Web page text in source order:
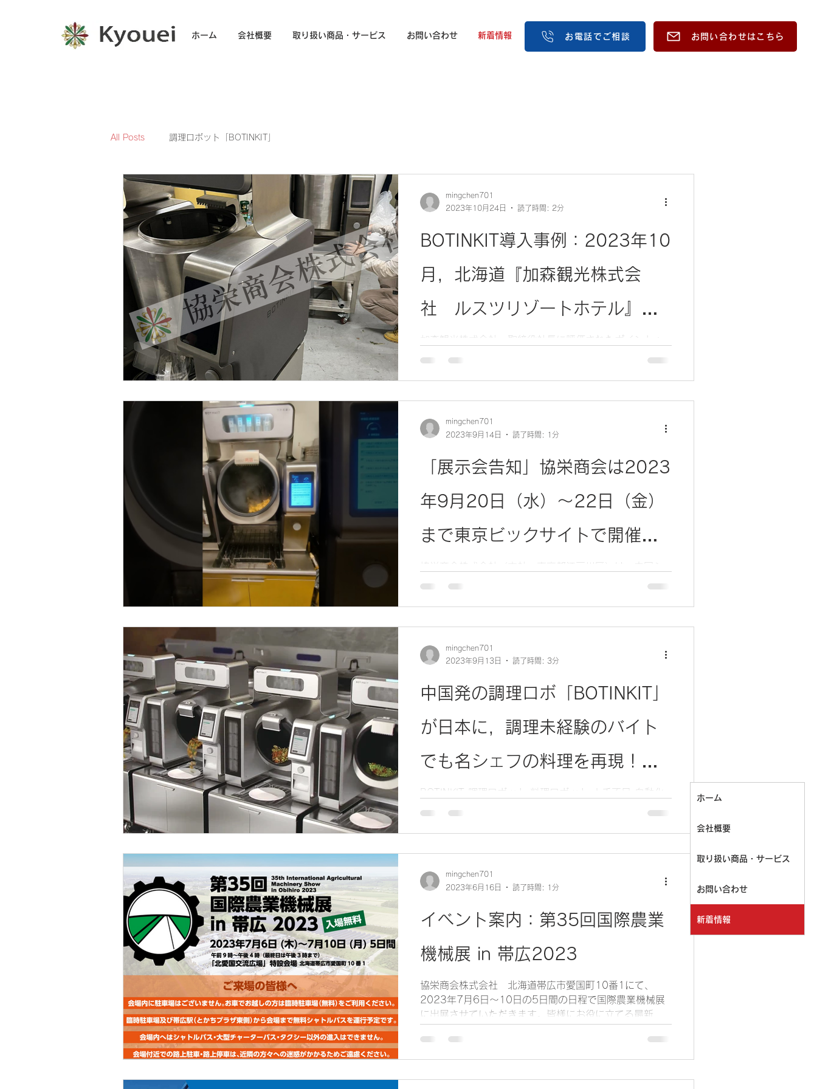
ホーム 会社概要 取り扱い商品・サービス お問い合わせ 新着情報 お電話でご相談 お問い合わせはこちら
ホーム
会社概要
取り扱い商品・サービス
お問い合わせ
新着情報
All Posts 調理ロボット「BOTINKIT」
BOTINKIT導入事例：2023年10
月，北海道『加森観光株式会
社 ルスツリゾートホテル』に
てBOTINKITを導入して頂きまし
た。
加森観光株式会社 取締役社長に評価されたポイント：
する理解の深さ； ポインド２：アフタサービスの充実さ
mingchen701
2023年10月24日
読了時間: 2分
「展示会告知」協栄商会は2023
年9月20日（水）〜22日（金）
まで東京ビックサイトで開催さ
れる「フードシステムソリュー
ション」に出展いたします。
ロボット自動化robot
協栄商会株式会社（本社：東京都江戸川区）は，中国シ
テック企業「不停科技（BOTINKIT）」の製品を展示いた
します。 【出展製品】...
mingchen701
2023年9月14日
読了時間: 1分
中国発の調理ロボ「BOTINKIT」
が日本に，調理未経験のバイト
でも名シェフの料理を再現！
【BOTINKIT】ロボットが料理作
る時代へ（料理ロボット 人手
BOTINKIT 調理ロボット 料理ロボット 人手不足 自動化
mingchen701
2023年9月13日
読了時間: 3分
イベント案内：第35回国際農業
機械展 in 帯広2023
協栄商会株式会社 北海道帯広市愛国町10番1にて、
2023年7月6日～10日の5日間の日程で国際農業機械展
に出展させていただきます。皆様にお役に立てる最新の
模でご用意していますので、是非、ご来場ください。...
mingchen701
2023年6月16日
読了時間: 1分